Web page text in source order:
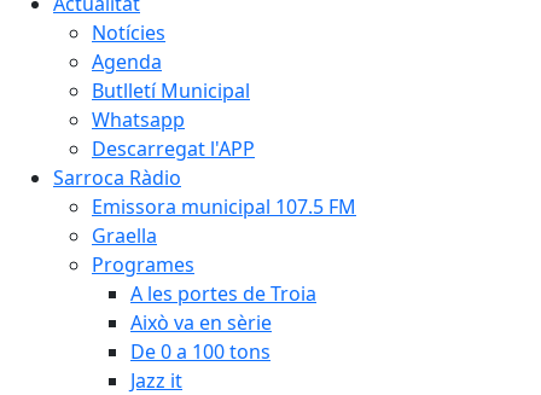
Notícies
Agenda
Butlletí Municipal
Whatsapp
Descarregat l'APP
Sarroca Ràdio
Emissora municipal 107.5 FM
Graella
Programes
A les portes de Troia
Això va en sèrie
De 0 a 100 tons
Jazz it